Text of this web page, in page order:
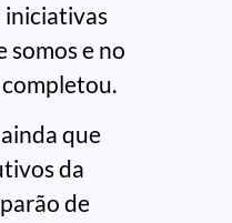
iniciativas
somos e no
que
da
de